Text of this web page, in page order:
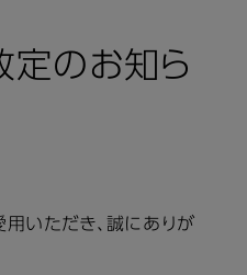
定のお知ら
いただき、誠にありが